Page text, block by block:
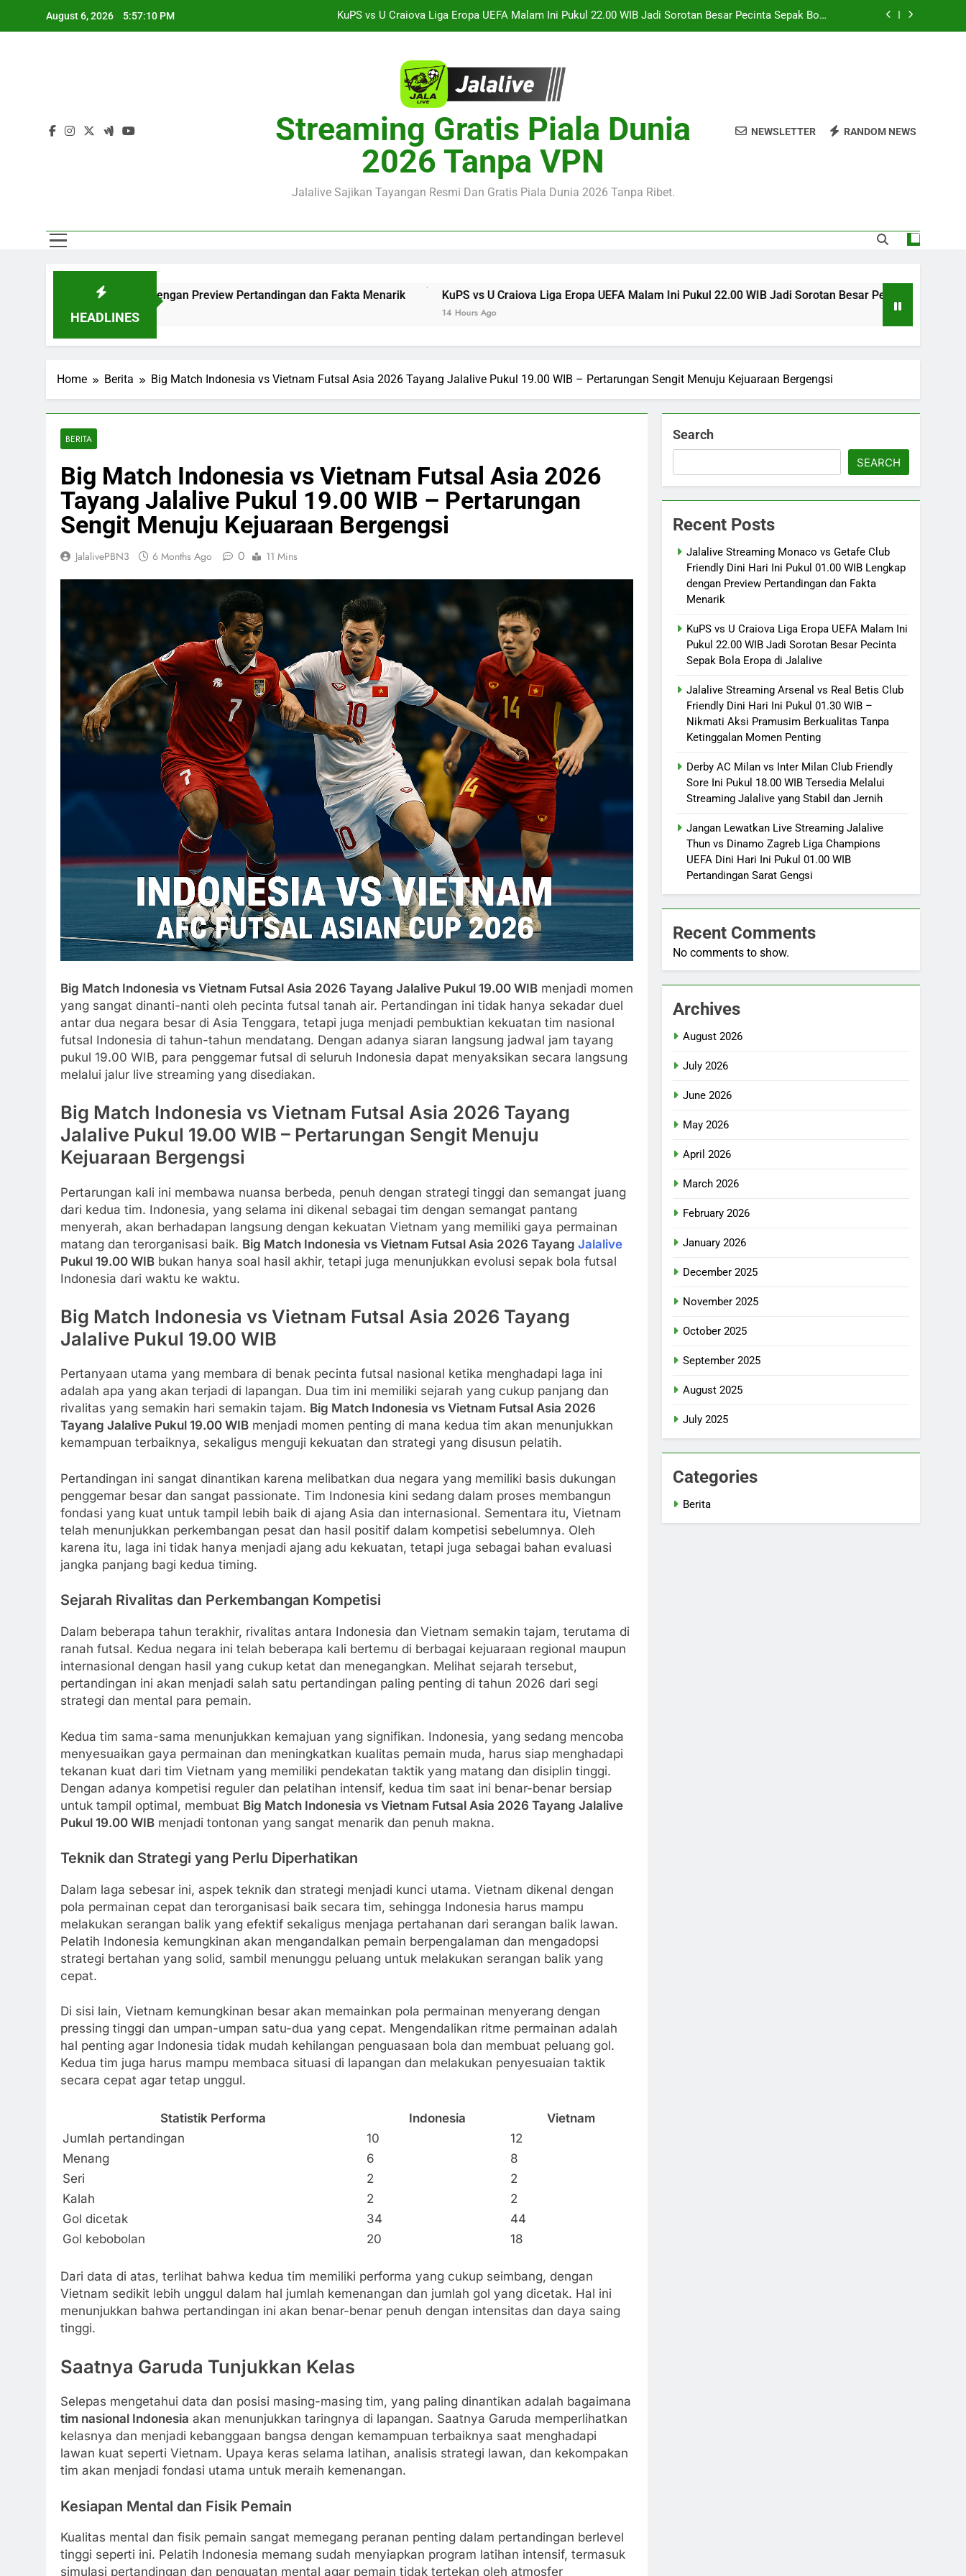
August 6, 2026 5:57:11 PM
Jalalive Streaming Arsenal vs Real Betis Club Friendly Dini Hari Ini Pukul 01.30 WIB – Nikmati Aksi
Jalalive Streaming Monaco vs Getafe Club Friendly Dini Hari Ini Pukul 01.00 WIB Lengkap dengan Preview
KuPS vs U Craiova Liga Eropa UEFA Malam Ini Pukul 22.00 WIB Jadi Sorotan Besar Pecinta Sepak Bola
Jalalive Streaming Arsenal vs Real Betis Club Friendly Dini Hari Ini Pukul 01.30 WIB – Nikmati Aksi
Pramusim Berkualitas Tanpa Ketinggalan Momen Penting
Derby AC Milan vs Inter Milan Club Friendly Sore Ini Pukul 18.00 WIB Tersedia Melalui Streaming Jalalive
Streaming Gratis Piala Dunia
2026 Tanpa VPN
Jalalive Sajikan Tayangan Resmi Dan Gratis Piala Dunia 2026 Tanpa Ribet.
NEWSLETTER RANDOM NEWS
HEADLINES
dengan Preview Pertandingan dan Fakta Menarik KuPS vs U Craiova Liga Eropa UEFA Malam Ini Pukul 22.00 WIB Jadi Sorotan Besar Pecinta Sepak Bola Eropa di Jalalive
Home Berita Big Match Indonesia vs Vietnam Futsal Asia 2026 Tayang Jalalive Pukul 19.00 WIB – Pertarungan Sengit Menuju Kejuaraan Bergengsi
BERITA
Big Match Indonesia vs Vietnam Futsal Asia 2026
Tayang Jalalive Pukul 19.00 WIB – Pertarungan
Sengit Menuju Kejuaraan Bergengsi
JalalivePBN3 6 Months Ago 0 11 Mins
Big Match Indonesia vs Vietnam Futsal Asia 2026 Tayang Jalalive Pukul 19.00 WIB menjadi momen
yang sangat dinanti-nanti oleh pecinta futsal tanah air. Pertandingan ini tidak hanya sekadar duel
antar dua negara besar di Asia Tenggara, tetapi juga menjadi pembuktian kekuatan tim nasional
futsal Indonesia di tahun-tahun mendatang. Dengan adanya siaran langsung jadwal jam tayang
pukul 19.00 WIB, para penggemar futsal di seluruh Indonesia dapat menyaksikan secara langsung
melalui jalur live streaming yang disediakan.
Big Match Indonesia vs Vietnam Futsal Asia 2026 Tayang
Jalalive Pukul 19.00 WIB – Pertarungan Sengit Menuju
Kejuaraan Bergengsi
Pertarungan kali ini membawa nuansa berbeda, penuh dengan strategi tinggi dan semangat juang
dari kedua tim. Indonesia, yang selama ini dikenal sebagai tim dengan semangat pantang
menyerah, akan berhadapan langsung dengan kekuatan Vietnam yang memiliki gaya permainan
matang dan terorganisasi baik. Big Match Indonesia vs Vietnam Futsal Asia 2026 Tayang Jalalive
Pukul 19.00 WIB bukan hanya soal hasil akhir, tetapi juga menunjukkan evolusi sepak bola futsal
Indonesia dari waktu ke waktu.
Big Match Indonesia vs Vietnam Futsal Asia 2026 Tayang
Jalalive Pukul 19.00 WIB
Pertanyaan utama yang membara di benak pecinta futsal nasional ketika menghadapi laga ini
adalah apa yang akan terjadi di lapangan. Dua tim ini memiliki sejarah yang cukup panjang dan
rivalitas yang semakin hari semakin tajam. Big Match Indonesia vs Vietnam Futsal Asia 2026
Tayang Jalalive Pukul 19.00 WIB menjadi momen penting di mana kedua tim akan menunjukkan
kemampuan terbaiknya, sekaligus menguji kekuatan dan strategi yang disusun pelatih.
Pertandingan ini sangat dinantikan karena melibatkan dua negara yang memiliki basis dukungan
penggemar besar dan sangat passionate. Tim Indonesia kini sedang dalam proses membangun
fondasi yang kuat untuk tampil lebih baik di ajang Asia dan internasional. Sementara itu, Vietnam
telah menunjukkan perkembangan pesat dan hasil positif dalam kompetisi sebelumnya. Oleh
karena itu, laga ini tidak hanya menjadi ajang adu kekuatan, tetapi juga sebagai bahan evaluasi
jangka panjang bagi kedua timing.
Sejarah Rivalitas dan Perkembangan Kompetisi
Dalam beberapa tahun terakhir, rivalitas antara Indonesia dan Vietnam semakin tajam, terutama di
ranah futsal. Kedua negara ini telah beberapa kali bertemu di berbagai kejuaraan regional maupun
internasional dengan hasil yang cukup ketat dan menegangkan. Melihat sejarah tersebut,
pertandingan ini akan menjadi salah satu pertandingan paling penting di tahun 2026 dari segi
strategi dan mental para pemain.
Kedua tim sama-sama menunjukkan kemajuan yang signifikan. Indonesia, yang sedang mencoba
menyesuaikan gaya permainan dan meningkatkan kualitas pemain muda, harus siap menghadapi
tekanan kuat dari tim Vietnam yang memiliki pendekatan taktik yang matang dan disiplin tinggi.
Dengan adanya kompetisi reguler dan pelatihan intensif, kedua tim saat ini benar-benar bersiap
untuk tampil optimal, membuat Big Match Indonesia vs Vietnam Futsal Asia 2026 Tayang Jalalive
Pukul 19.00 WIB menjadi tontonan yang sangat menarik dan penuh makna.
Teknik dan Strategi yang Perlu Diperhatikan
Dalam laga sebesar ini, aspek teknik dan strategi menjadi kunci utama. Vietnam dikenal dengan
pola permainan cepat dan terorganisasi baik secara tim, sehingga Indonesia harus mampu
melakukan serangan balik yang efektif sekaligus menjaga pertahanan dari serangan balik lawan.
Pelatih Indonesia kemungkinan akan mengandalkan pemain berpengalaman dan mengadopsi
strategi bertahan yang solid, sambil menunggu peluang untuk melakukan serangan balik yang
cepat.
Di sisi lain, Vietnam kemungkinan besar akan memainkan pola permainan menyerang dengan
pressing tinggi dan umpan-umpan satu-dua yang cepat. Mengendalikan ritme permainan adalah
hal penting agar Indonesia tidak mudah kehilangan penguasaan bola dan membuat peluang gol.
Kedua tim juga harus mampu membaca situasi di lapangan dan melakukan penyesuaian taktik
secara cepat agar tetap unggul.
Statistik Performa Indonesia
Vietnam
Jumlah pertandingan
10
12
Menang
6
8
Seri
2
2
Kalah
2
2
Gol dicetak
34
44
Gol kebobolan
20 18
Dari data di atas, terlihat bahwa kedua tim memiliki performa yang cukup seimbang, dengan
Vietnam sedikit lebih unggul dalam hal jumlah kemenangan dan jumlah gol yang dicetak. Hal ini
menunjukkan bahwa pertandingan ini akan benar-benar penuh dengan intensitas dan daya saing
tinggi.
Saatnya Garuda Tunjukkan Kelas
Selepas mengetahui data dan posisi masing-masing tim, yang paling dinantikan adalah bagaimana
tim nasional Indonesia akan menunjukkan taringnya di lapangan. Saatnya Garuda memperlihatkan
kelasnya dan menjadi kebanggaan bangsa dengan kemampuan terbaiknya saat menghadapi
lawan kuat seperti Vietnam. Upaya keras selama latihan, analisis strategi lawan, dan kekompakan
tim akan menjadi fondasi utama untuk meraih kemenangan.
Kesiapan Mental dan Fisik Pemain
Kualitas mental dan fisik pemain sangat memegang peranan penting dalam pertandingan berlevel
tinggi seperti ini. Pelatih Indonesia memang sudah menyiapkan program latihan intensif, termasuk
simulasi pertandingan dan penguatan mental agar pemain tidak tertekan oleh atmosfer
Search
SEARCH
Recent Posts
Jalalive Streaming Monaco vs Getafe Club
Friendly Dini Hari Ini Pukul 01.00 WIB Lengkap
dengan Preview Pertandingan dan Fakta
Menarik
KuPS vs U Craiova Liga Eropa UEFA Malam Ini
Pukul 22.00 WIB Jadi Sorotan Besar Pecinta
Sepak Bola Eropa di Jalalive
Jalalive Streaming Arsenal vs Real Betis Club
Friendly Dini Hari Ini Pukul 01.30 WIB –
Nikmati Aksi Pramusim Berkualitas Tanpa
Ketinggalan Momen Penting
Derby AC Milan vs Inter Milan Club Friendly
Sore Ini Pukul 18.00 WIB Tersedia Melalui
Streaming Jalalive yang Stabil dan Jernih
Jangan Lewatkan Live Streaming Jalalive
Thun vs Dinamo Zagreb Liga Champions
UEFA Dini Hari Ini Pukul 01.00 WIB
Pertandingan Sarat Gengsi
Recent Comments
No comments to show.
Archives
August 2026
July 2026
June 2026
May 2026
April 2026
March 2026
February 2026
January 2026
December 2025
November 2025
October 2025
September 2025
August 2025
July 2025
Categories
Berita